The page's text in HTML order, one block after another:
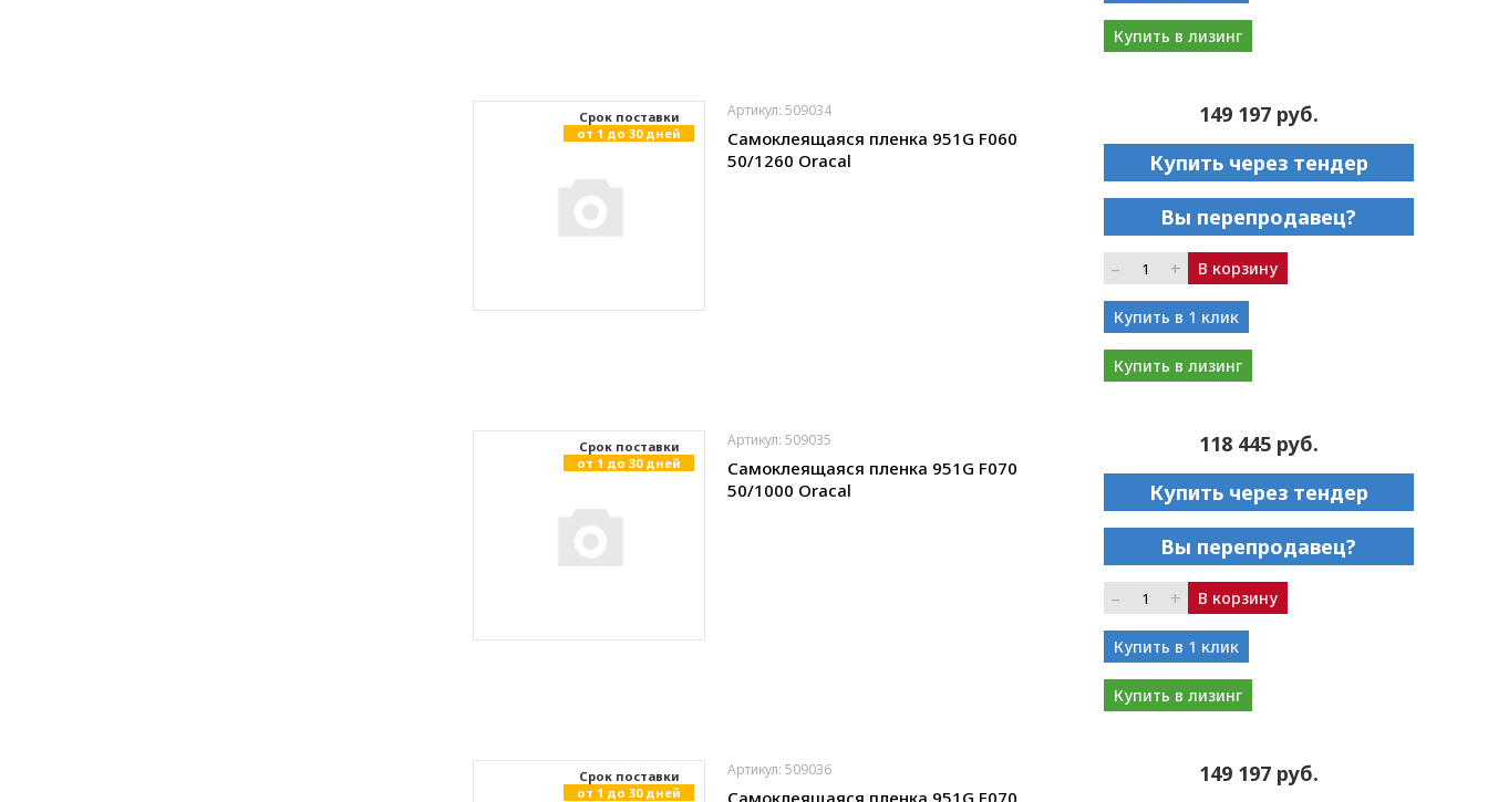
Купить в лизинг
Cрок поставки
от 1 до 30 дней
Артикул: 509034
Самоклеящаяся пленка 951G F060
50/1260 Oracal
149 197 руб.
Купить через тендер
Вы перепродавец?
– + В корзину
Купить в 1 клик
Купить в лизинг
Cрок поставки
от 1 до 30 дней
Артикул: 509035
Самоклеящаяся пленка 951G F070
50/1000 Oracal
118 445 руб.
Купить через тендер
Вы перепродавец?
– + В корзину
Купить в 1 клик
Купить в лизинг
Cрок поставки
от 1 до 30 дней
Артикул: 509036
Самоклеящаяся пленка 951G F070
149 197 руб.